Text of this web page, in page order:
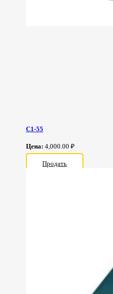
С1-55
Цена: 4,000.00 ₽
Продать